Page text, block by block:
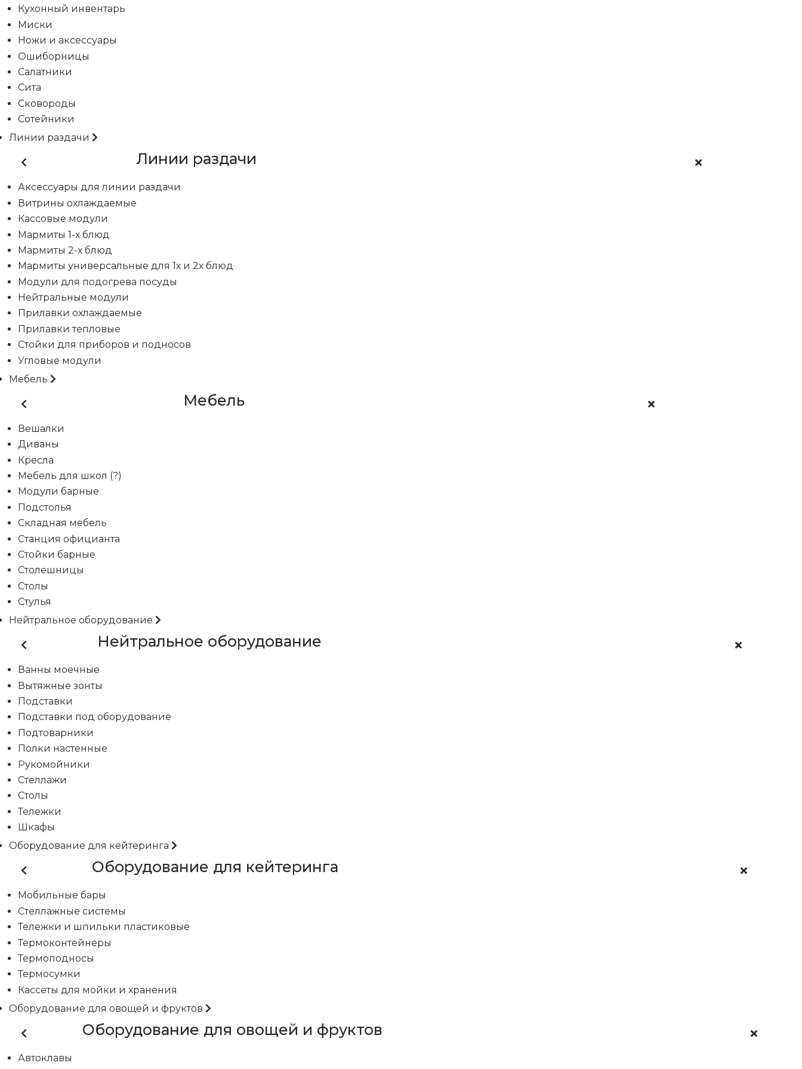
Кухонный инвентарь
Миски
Ножи и аксессуары
Ошиборницы
Салатники
Сита
Сковороды
Сотейники
Линии раздачи
Линии раздачи
Аксессуары для линии раздачи
Витрины охлаждаемые
Кассовые модули
Мармиты 1-х блюд
Мармиты 2-х блюд
Мармиты универсальные для 1х и 2х блюд
Модули для подогрева посуды
Нейтральные модули
Прилавки охлаждаемые
Прилавки тепловые
Стойки для приборов и подносов
Угловые модули
Мебель
Мебель
Вешалки
Диваны
Кресла
Мебель для школ (?)
Модули барные
Подстолья
Складная мебель
Станция официанта
Стойки барные
Столешницы
Столы
Стулья
Нейтральное оборудование
Нейтральное оборудование
Ванны моечные
Вытяжные зонты
Подставки
Подставки под оборудование
Подтоварники
Полки настенные
Рукомойники
Стеллажи
Столы
Тележки
Шкафы
Оборудование для кейтеринга
Оборудование для кейтеринга
Мобильные бары
Стеллажные системы
Тележки и шпильки пластиковые
Термоконтейнеры
Термоподносы
Термосумки
Кассеты для мойки и хранения
Оборудование для овощей и фруктов
Оборудование для овощей и фруктов
Автоклавы